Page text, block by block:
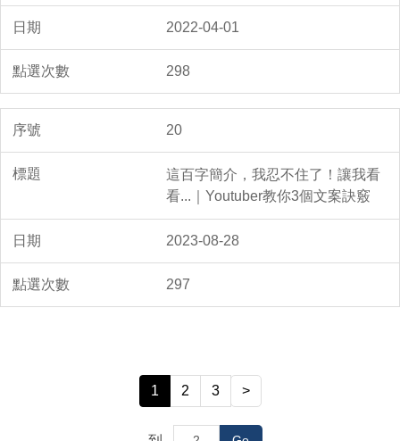
2022-04-01
298
20
這百字簡介，我忍不住了！讓我看
看...｜Youtuber教你3個文案訣竅
2023-08-28
297
1 2 3 >